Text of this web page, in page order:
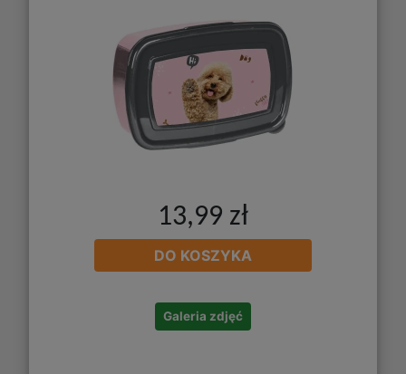
13,99 zł
DO KOSZYKA
Galeria zdjęć